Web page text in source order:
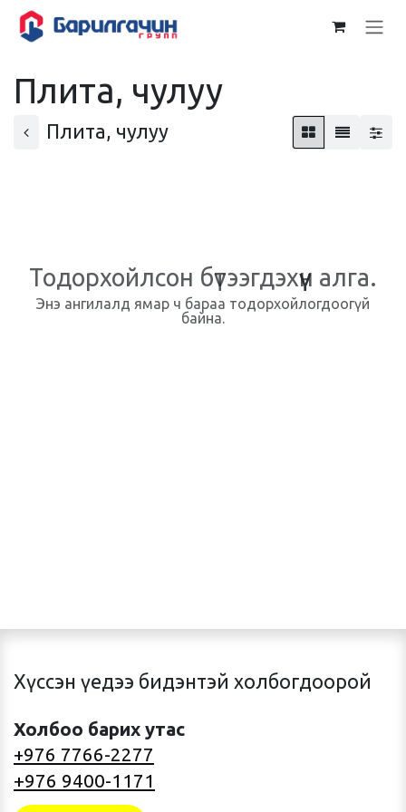
Skip to Content
Плита, чулуу
Плита, чулуу
Тодорхойлсон бүтээгдэхүүн алга.
Энэ ангилалд ямар ч бараа тодорхойлогдоогүй
байна.
Хүссэн үедээ бидэнтэй холбогдоорой
Холбоо барих утас
+976 7766-2277
+976 9400-1171